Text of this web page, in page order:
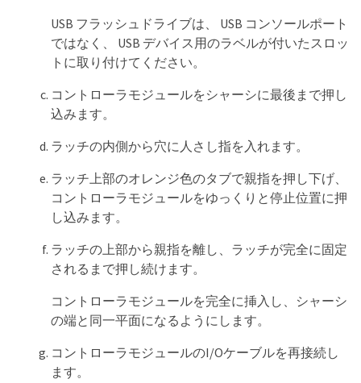
USB フラッシュドライブは、 USB コンソールポート
ではなく、 USB デバイス用のラベルが付いたスロッ
トに取り付けてください。
コントローラモジュールをシャーシに最後まで押し
込みます。
ラッチの内側から穴に人さし指を入れます。
ラッチ上部のオレンジ色のタブで親指を押し下げ、
コントローラモジュールをゆっくりと停止位置に押
し込みます。
ラッチの上部から親指を離し、ラッチが完全に固定
されるまで押し続けます。
コントローラモジュールを完全に挿入し、シャーシ
の端と同一平面になるようにします。
コントローラモジュールのI/Oケーブルを再接続し
ます。